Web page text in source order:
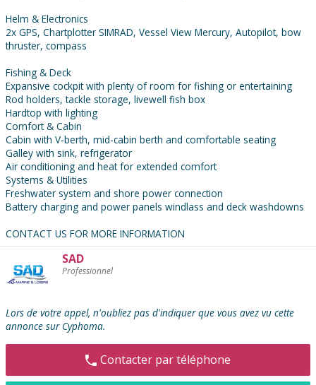
Helm & Electronics
2x GPS, Chartplotter SIMRAD, Vessel View Mercury, Autopilot, bow
thruster, compass
Fishing & Deck
Expansive cockpit with plenty of room for fishing or entertaining
Rod holders, tackle storage, livewell fish box
Hardtop with lighting
Comfort & Cabin
Cabin with V-berth, mid-cabin berth and comfortable seating
Galley with sink, refrigerator
Air conditioning and heat for extended comfort
Systems & Utilities
Freshwater system and shore power connection
Battery charging and power panels windlass and deck washdowns
CONTACT US FOR MORE INFORMATION
l'annonceur
SAD
Professionnel
Lors de votre appel, n'oubliez pas d'indiquer que vous avez vu cette
annonce sur Cyphoma.
Contacter par téléphone